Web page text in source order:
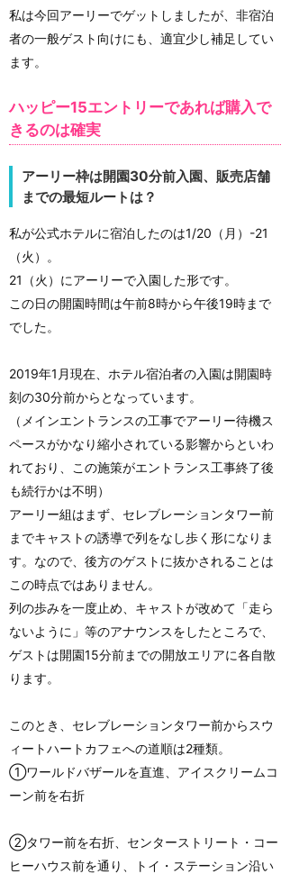
私は今回アーリーでゲットしましたが、非宿泊
者の一般ゲスト向けにも、適宜少し補足してい
ます。
ハッピー15エントリーであれば購入で
きるのは確実
アーリー枠は開園30分前入園、販売店舗
までの最短ルートは？
私が公式ホテルに宿泊したのは1/20（月）-21
（火）。
21（火）にアーリーで入園した形です。
この日の開園時間は午前8時から午後19時まで
でした。
2019年1月現在、ホテル宿泊者の入園は開園時
刻の30分前からとなっています。
（メインエントランスの工事でアーリー待機ス
ペースがかなり縮小されている影響からといわ
れており、この施策がエントランス工事終了後
も続行かは不明）
アーリー組はまず、セレブレーションタワー前
までキャストの誘導で列をなし歩く形になりま
す。なので、後方のゲストに抜かされることは
この時点ではありません。
列の歩みを一度止め、キャストが改めて「走ら
ないように」等のアナウンスをしたところで、
ゲストは開園15分前までの開放エリアに各自散
ります。
このとき、セレブレーションタワー前からスウ
ィートハートカフェへの道順は2種類。
①ワールドバザールを直進、アイスクリームコ
ーン前を右折
②タワー前を右折、センターストリート・コー
ヒーハウス前を通り、トイ・ステーション沿い